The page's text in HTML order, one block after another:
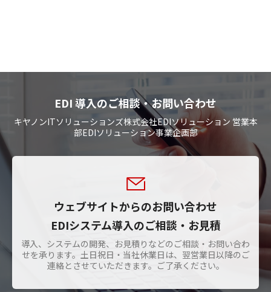
EDI 導入のご相談・お問い合わせ
キヤノンITソリューションズ株式会社EDIソリューション 営業本
部EDIソリューション事業企画部
ウェブサイトからのお問い合わせ
EDIシステム導入のご相談・お見積
導入、システムの開発、お見積りなどのご相談・お問い合わ
せを承ります。土日祝日・当社休業日は、翌営業日以降のご
連絡とさせていただきます。ご了承ください。